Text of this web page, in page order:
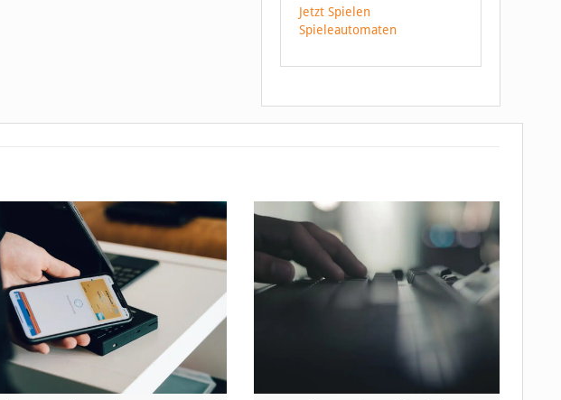
Jetzt Spielen
Spieleautomaten